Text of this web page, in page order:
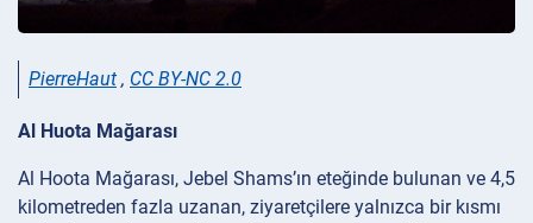
PierreHaut , CC BY-NC 2.0
Al Huota Mağarası
Al Hoota Mağarası, Jebel Shams’ın eteğinde bulunan ve 4,5
kilometreden fazla uzanan, ziyaretçilere yalnızca bir kısmı